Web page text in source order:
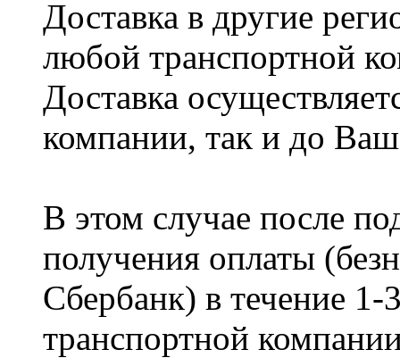
Доставка в другие
любой транспортной
Доставка
компании, так и до
В этом случае после
получения оплаты
Сбербанк) в течение
транспортной